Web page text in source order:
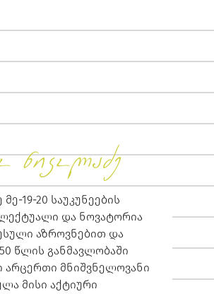
ნიკოლაძე
19-20 საუკუნეების
და ნოვატორია
აზროვნებით და
წლის განმავლობაში
არცერთი მნიშვნელოვანი
მისი აქტიური